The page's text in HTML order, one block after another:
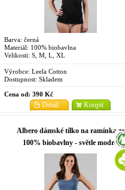
Barva: černá
Materiál: 100% biobavlna
Velikosti: S, M, L, XL
Výrobce: Leela Cotton
Dostupnost: Skladem
Cena od: 390 Kč
Koupit
Detail
Albero dámské tílko na ramínka ze
100% biobavlny - světle modrá